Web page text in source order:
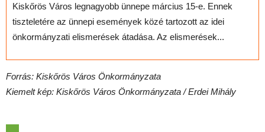
Kiskőrös Város legnagyobb ünnepe március 15-e. Ennek
tiszteletére az ünnepi események közé tartozott az idei
önkormányzati elismerések átadása. Az elismerések...
Forrás: Kiskőrös Város Önkormányzata
Kiemelt kép: Kiskőrös Város Önkormányzata / Erdei Mihály